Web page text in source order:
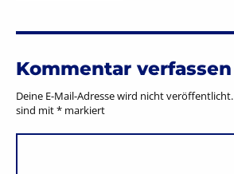
Kommentar verfassen
Deine E-Mail-Adresse wird nicht veröffentlicht.
sind mit* markiert